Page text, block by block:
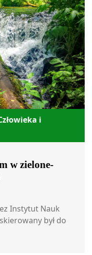
i
w zielone-
Instytut Nauk
był do